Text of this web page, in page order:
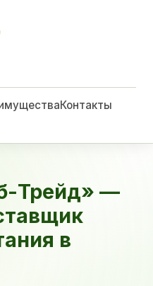
Контакты
Трейд» —
в